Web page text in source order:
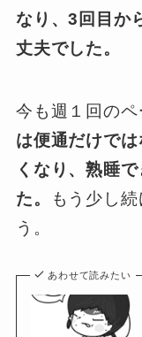
なり、3回目か
丈夫でした。
今も週１回の
は便通だけで
くなり、熟睡
た。
もう少し
う。
あわせて読みたい